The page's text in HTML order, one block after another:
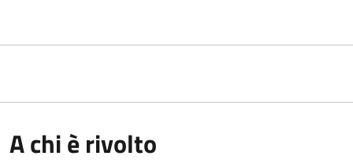
A chi è rivolto